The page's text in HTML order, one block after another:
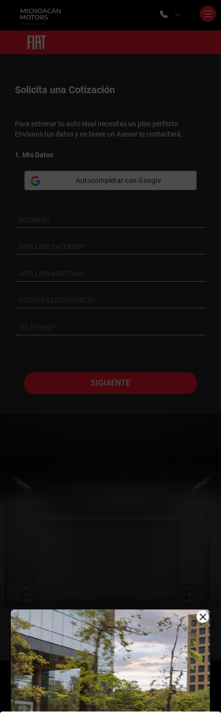
Solicita una Cotización
Para estrenar tu auto ideal necesitas un plan perfecto.
Envíanos tus datos y en breve un Asesor te contactará.
1. Mis Datos
Autocompletar con Google
SIGUIENTE